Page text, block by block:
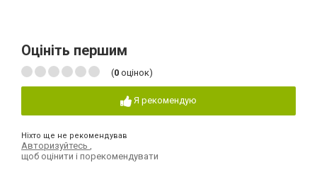
Оцініть першим
(0 оцінок)
Я рекомендую
Ніхто ще не рекомендував
Авторизуйтесь
щоб оцінити і порекомендувати